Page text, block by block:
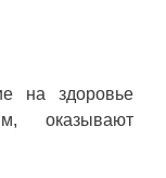
на здоровье
оказывают